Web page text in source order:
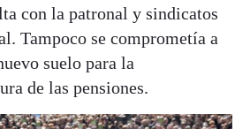
con la patronal y sindicatos
Tampoco se comprometía a
suelo para la
de las pensiones.